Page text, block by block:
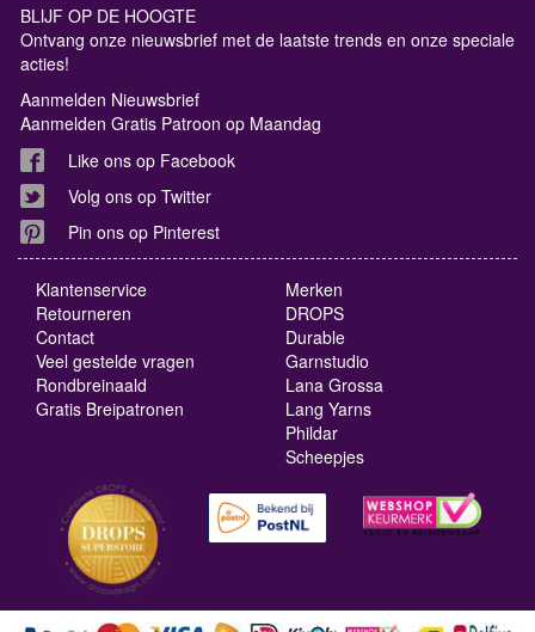
BLIJF OP DE HOOGTE
Ontvang onze nieuwsbrief met de laatste trends en onze speciale
acties!
Aanmelden Nieuwsbrief
Aanmelden Gratis Patroon op Maandag
Like ons op Facebook
Volg ons op Twitter
Pin ons op Pinterest
Klantenservice
Retourneren
Contact
Veel gestelde vragen
Rondbreinaald
Gratis Breipatronen
Merken
DROPS
Durable
Garnstudio
Lana Grossa
Lang Yarns
Phildar
Scheepjes